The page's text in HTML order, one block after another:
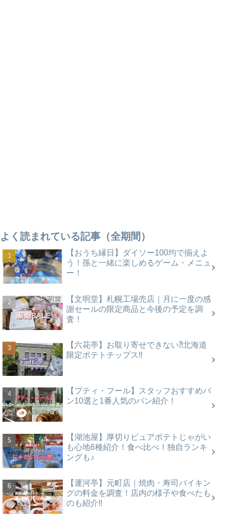
よく読まれている記事（全期間）
【おうち縁日】ダイソー100均で揃えよ
う！孫と一緒に楽しめるゲーム・メニュ
ー！
【文明堂】札幌工場売店｜月に一度の感
謝セールの限定商品と今後の予定を調
査！
【六花亭】お取り寄せできない⁈北海道
限定ポテトチップス‼
【プティ・フール】スタッフおすすめパ
ン10選と1番人気のパン紹介！
【湖池屋】厚切りピュアポテトじゃがい
も心地6種紹介！食べ比べ！独自ランキ
ングも♪
【運河亭】元町店｜焼肉・寿司バイキン
グの料金を調査！店内の様子や食べたも
のも紹介‼